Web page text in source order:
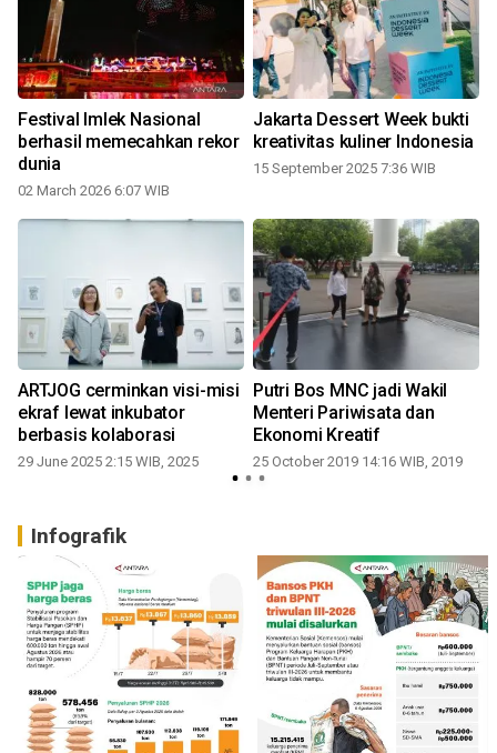
Festival Imlek Nasional
berhasil memecahkan rekor
dunia
02 March 2026 6:07 WIB
Jakarta Dessert Week bukti
kreativitas kuliner Indonesia
15 September 2025 7:36 WIB
ARTJOG cerminkan visi-misi
ekraf lewat inkubator
berbasis kolaborasi
29 June 2025 2:15 WIB, 2025
Putri Bos MNC jadi Wakil
Menteri Pariwisata dan
Ekonomi Kreatif
25 October 2019 14:16 WIB, 2019
Infografik